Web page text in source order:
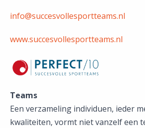
info@succesvollesportteams.nl
www.succesvollesportteams.nl
Teams
Een verzameling individuen, ieder
kwaliteiten, vormt niet vanzelf een